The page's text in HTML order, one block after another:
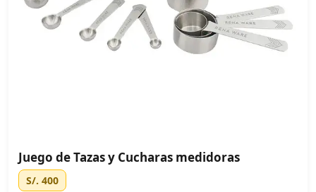
Juego de Tazas y Cucharas medidoras
S/. 400